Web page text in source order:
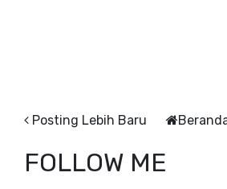
Posting Lebih Baru
FOLLOW ME